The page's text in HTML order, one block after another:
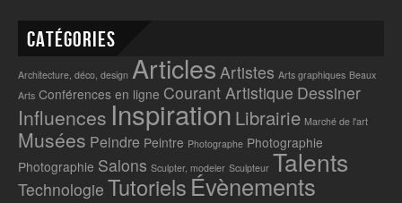
Catégories
Architecture, déco, design Articles Artistes Arts graphiques Beaux
Arts Conférences en ligne Courant Artistique Dessiner
Influences Inspiration Librairie Marché de l'art
Musées Peindre Peintre Photographe Photographie
Photographie Salons Sculpter, modeler Sculpteur Talents
Technologie Tutoriels Évènements